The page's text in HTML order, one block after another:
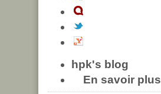
hpk's blog
En savoir plus